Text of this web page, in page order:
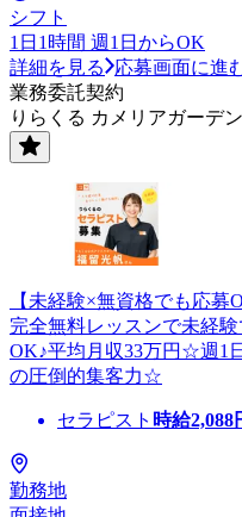
シフト
1日1時間 週1日からOK
詳細を見る
応募画面に進
業務委託契約
りらくる カメリアガーデ
【未経験×無資格でも応
完全無料レッスンで未経
OK♪平均月収33万円☆週1
の圧倒的集客力☆
セラピスト 時給2,088
勤務地